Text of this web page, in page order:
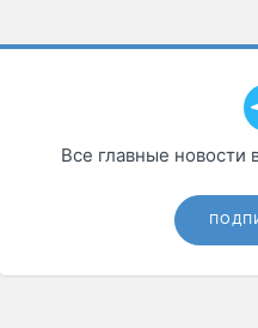
Все главные новости